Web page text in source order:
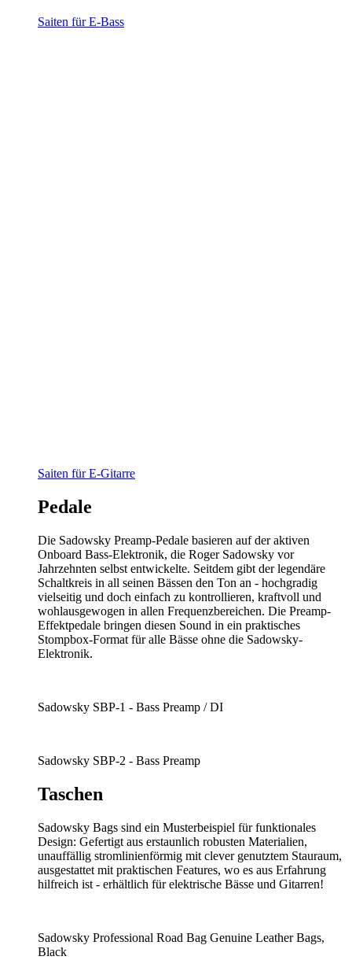
Saiten für E-Bass
Saiten für E-Gitarre
Pedale
Die Sadowsky Preamp-Pedale basieren auf der aktiven
Onboard Bass-Elektronik, die Roger Sadowsky vor
Jahrzehnten selbst entwickelte. Seitdem gibt der legendäre
Schaltkreis in all seinen Bässen den Ton an - hochgradig
vielseitig und doch einfach zu kontrollieren, kraftvoll und
wohlausgewogen in allen Frequenzbereichen. Die Preamp-
Effektpedale bringen diesen Sound in ein praktisches
Stompbox-Format für alle Bässe ohne die Sadowsky-
Elektronik.
Sadowsky SBP-1 - Bass Preamp / DI
Sadowsky SBP-2 - Bass Preamp
Taschen
Sadowsky Bags sind ein Musterbeispiel für funktionales
Design: Gefertigt aus erstaunlich robusten Materialien,
unauffällig stromlinienförmig mit clever genutztem Stauraum,
ausgestattet mit praktischen Features, wo es aus Erfahrung
hilfreich ist - erhältlich für elektrische Bässe und Gitarren!
Sadowsky Professional Road Bag Genuine Leather Bags,
Black